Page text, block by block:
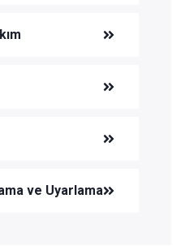
ve Uyarlama